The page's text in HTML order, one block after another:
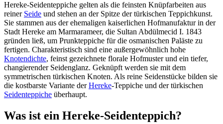
Hereke-Seidenteppiche gelten als die feinsten Knüpfarbeiten aus
reiner Seide und stehen an der Spitze der türkischen Teppichkunst.
Sie stammen aus der ehemaligen kaiserlichen Hofmanufaktur in der
Stadt Hereke am Marmarameer, die Sultan Abdülmecid I. 1843
gründen ließ, um Prunkteppiche für die osmanischen Paläste zu
fertigen. Charakteristisch sind eine außergewöhnlich hohe
Knotendichte, feinst gezeichnete florale Hofmuster und ein tiefer,
changierender Seidenglanz. Geknüpft werden sie mit dem
symmetrischen türkischen Knoten. Als reine Seidenstücke bilden sie
die kostbarste Variante derHereke-Teppiche und der türkischen
Seidenteppiche überhaupt.
Was ist ein Hereke-Seidenteppich?